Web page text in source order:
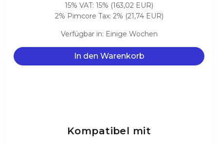
15% VAT: 15% (163,02 EUR)
2% Pimcore Tax: 2% (21,74 EUR)
Verfügbar in: Einige Wochen
In den Warenkorb
Kompatibel mit